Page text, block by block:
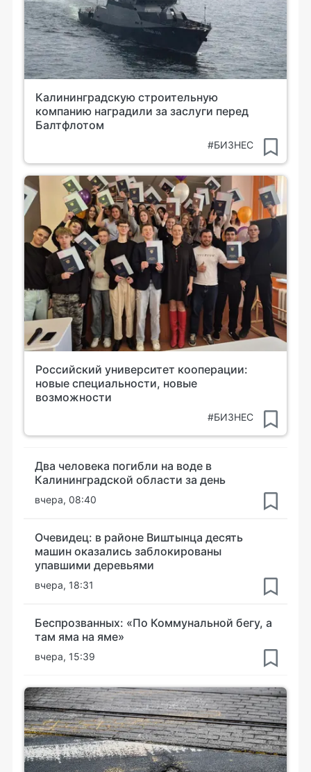
Калининградскую строительную
компанию наградили за заслуги перед
Балтфлотом
#БИЗНЕС
Российский университет кооперации:
новые специальности, новые
возможности
#БИЗНЕС
Два человека погибли на воде в
Калининградской области за день
вчера, 08:40
Очевидец: в районе Виштынца десять
машин оказались заблокированы
упавшими деревьями
вчера, 18:31
Беспрозванных: «По Коммунальной бегу, а
там яма на яме»
вчера, 15:39